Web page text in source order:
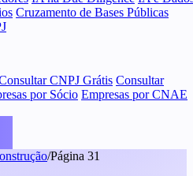
Cruzamento de Bases Públicas
CNPJ Grátis Consultar
por Sócio Empresas por CNAE
/Página 31